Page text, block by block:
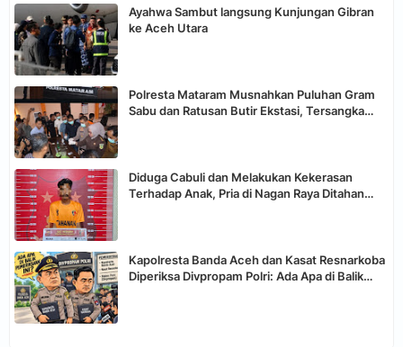
Ayahwa Sambut langsung Kunjungan Gibran
ke Aceh Utara
Polresta Mataram Musnahkan Puluhan Gram
Sabu dan Ratusan Butir Ekstasi, Tersangka
Diduga Cabuli dan Melakukan Kekerasan
Terhadap Anak, Pria di Nagan Raya Ditahan
Kapolresta Banda Aceh dan Kasat Resnarkoba
Diperiksa Divpropam Polri: Ada Apa di Balik